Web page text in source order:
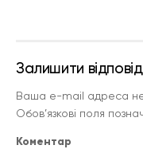
Залишити
Ваша e-mail адреса
Обов’язкові поля
Коментар